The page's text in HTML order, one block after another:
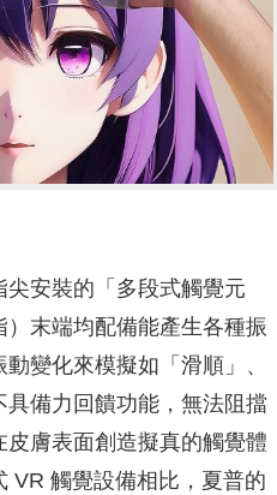
安裝的「多段式觸覺元
末端均配備能產生各種振
變化來模擬如「滑順」、
具備力回饋功能，無法阻擋
膚表面創造擬真的觸覺體
VR 觸覺設備相比，夏普的